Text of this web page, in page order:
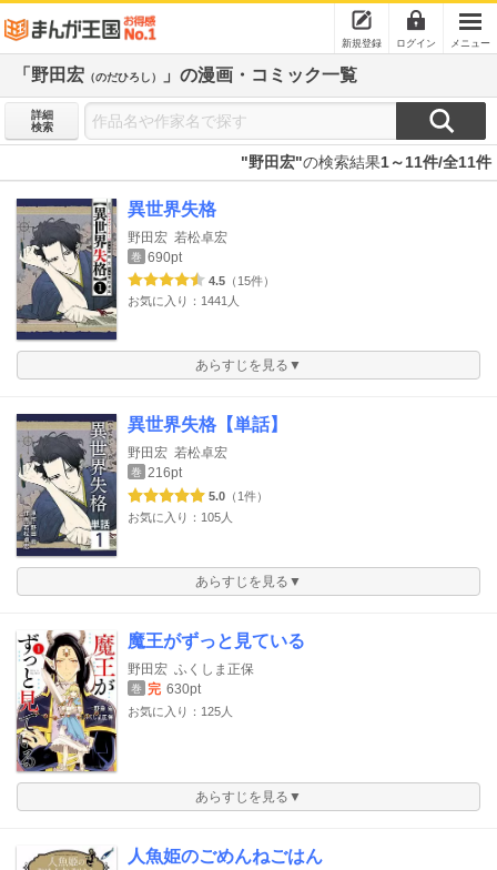
新規登録 ログイン メニュー
「野田宏 （のだひろし） 」の漫画・コミック一覧
詳細
検索
"野田宏"の検索結果1～11件/全11件
異世界失格
野田宏 若松卓宏
巻 690pt
4.5 （15件）
お気に入り：1441人
あらすじを見る▼
異世界失格【単話】
野田宏 若松卓宏
巻 216pt
5.0 （1件）
お気に入り：105人
あらすじを見る▼
魔王がずっと見ている
野田宏 ふくしま正保
巻 完 630pt
お気に入り：125人
あらすじを見る▼
人魚姫のごめんねごはん